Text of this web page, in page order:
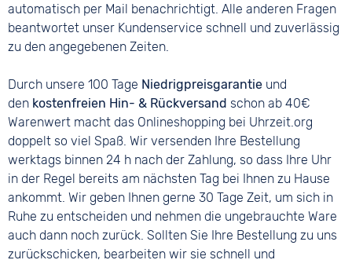
automatisch per Mail benachrichtigt. Alle anderen Fragen
beantwortet unser Kundenservice schnell und zuverlässig
zu den angegebenen Zeiten.
Durch unsere 100 Tage Niedrigpreisgarantie und
den kostenfreien Hin- & Rückversand schon ab 40€
Warenwert macht das Onlineshopping bei Uhrzeit.org
doppelt so viel Spaß. Wir versenden Ihre Bestellung
werktags binnen 24 h nach der Zahlung, so dass Ihre Uhr
in der Regel bereits am nächsten Tag bei Ihnen zu Hause
ankommt. Wir geben Ihnen gerne 30 Tage Zeit, um sich in
Ruhe zu entscheiden und nehmen die ungebrauchte Ware
auch dann noch zurück. Sollten Sie Ihre Bestellung zu uns
zurückschicken, bearbeiten wir sie schnell und